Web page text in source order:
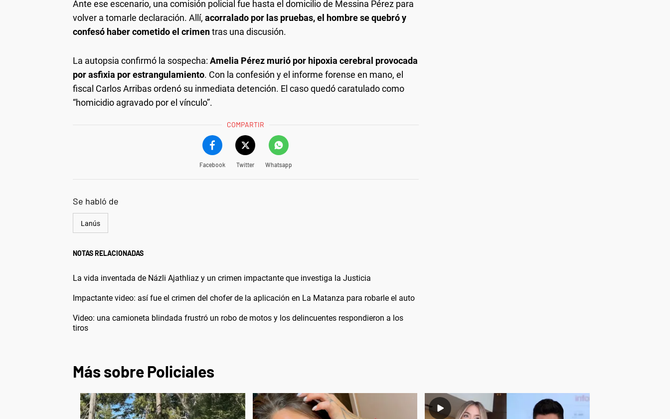
Ante ese escenario, una comisión policial fue hasta el domicilio de Messina Pérez para
volver a tomarle declaración. Allí, acorralado por las pruebas, el hombre se quebró y
confesó haber cometido el crimentras una discusión.
La autopsia confirmó la sospecha: Amelia Pérez murió por hipoxia cerebral provocada
por asfixia por estrangulamiento. Con la confesión y el informe forense en mano, el
fiscal Carlos Arribas ordenó su inmediata detención. El caso quedó caratulado como
“homicidio agravado por el vínculo”.
COMPARTIR
Facebook Twitter Whatsapp
Se habló de
Lanús
NOTAS RELACIONADAS
La vida inventada de Názli Ajathliaz y un crimen impactante que investiga la Justicia
Impactante video: así fue el crimen del chofer de la aplicación en La Matanza para robarle el auto
Video: una camioneta blindada frustró un robo de motos y los delincuentes respondieron a los
tiros
Más sobre Policiales